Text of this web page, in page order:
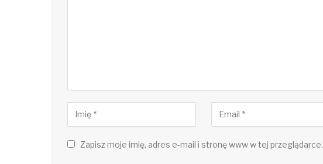
Zapisz moje imię, adres e-mail i stronę www w tej przeglądarce.